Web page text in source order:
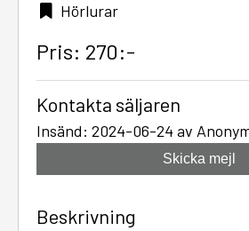
Hörlurar
Pris: 270:-
Kontakta säljaren
Insänd: 2024-06-24 av
Skicka mejl
Beskrivning